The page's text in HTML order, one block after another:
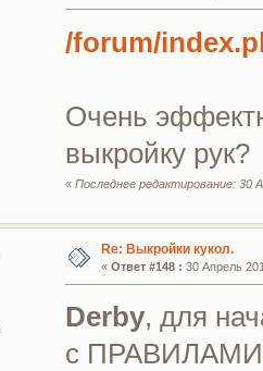
/forum/
Очень
выкройку рук?
«Последнее редактирование: 30
Re: Выкройки кукол.
« Ответ #148 : 30 Апрель
Derby, для
с